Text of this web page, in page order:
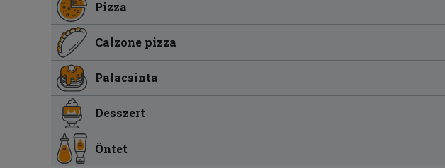
Pizza
Calzone pizza
Palacsinta
Desszert
Öntet